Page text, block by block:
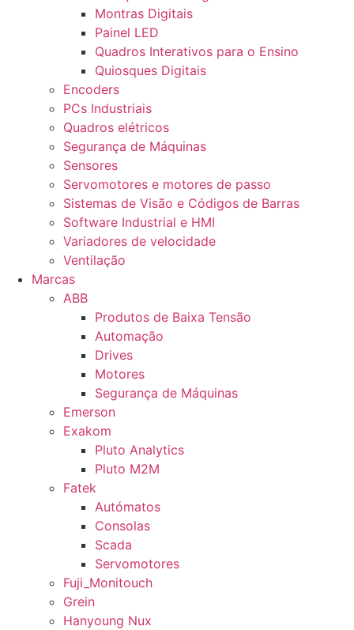
Montras Digitais
Painel LED
Quadros Interativos para o Ensino
Quiosques Digitais
Encoders
PCs Industriais
Quadros elétricos
Segurança de Máquinas
Sensores
Servomotores e motores de passo
Sistemas de Visão e Códigos de Barras
Software Industrial e HMI
Variadores de velocidade
Ventilação
Marcas
ABB
Produtos de Baixa Tensão
Automação
Drives
Motores
Segurança de Máquinas
Emerson
Exakom
Pluto Analytics
Pluto M2M
Fatek
Autómatos
Consolas
Scada
Servomotores
Fuji_Monitouch
Grein
Hanyoung Nux